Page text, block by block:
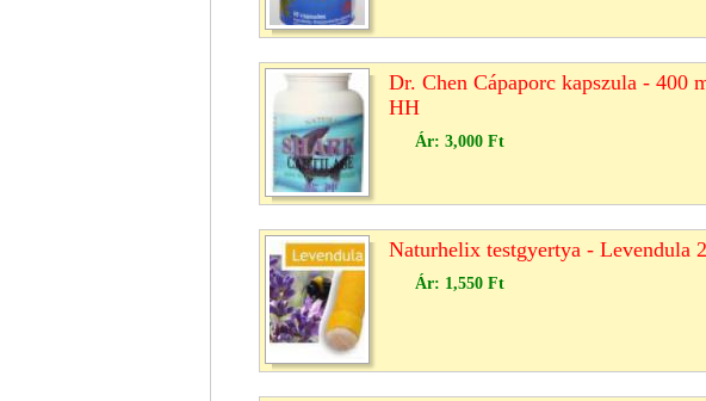
Dr. Chen Cápaporc kapszula - 400
HH
Ár: 3,000 Ft
Naturhelix testgyertya - Levendula
Ár: 1,550 Ft